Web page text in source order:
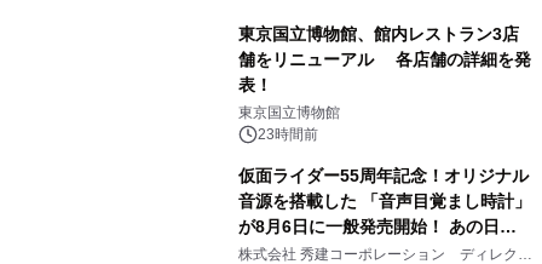
東京国立博物館、館内レストラン3店
舗をリニューアル 各店舗の詳細を発
表！
東京国立博物館
23時間前
仮面ライダー55周年記念！オリジナル
音源を搭載した 「音声目覚まし時計」
が8月6日に一般発売開始！ あの日の
大興奮が今甦る
株式会社 秀建コーポレーション ディレクト